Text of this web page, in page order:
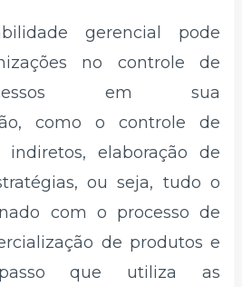
gerencial pode
no controle de
em sua
como o controle de
elaboração de
ou seja, tudo o
com o processo de
de produtos e
que utiliza as